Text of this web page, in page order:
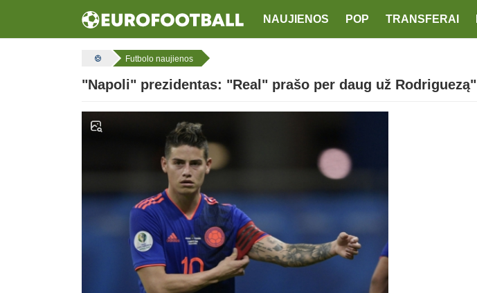
NAUJIENOS POP TRANSFERAI
Futbolo naujienos
"Napoli" prezidentas: "Real" prašo per daug už Rodriguezą"